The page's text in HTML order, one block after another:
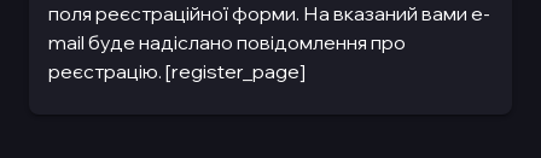
поля реєстраційної форми. На вказаний вами e-
mail буде надіслано повідомлення про
реєстрацію. [register_page]